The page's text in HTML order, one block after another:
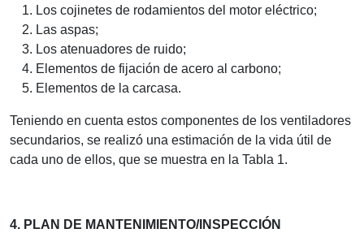
Los cojinetes de rodamientos del motor eléctrico;
Las aspas;
Los atenuadores de ruido;
Elementos de fijación de acero al carbono;
Elementos de la carcasa.
Teniendo en cuenta estos componentes de los ventiladores
secundarios, se realizó una estimación de la vida útil de
cada uno de ellos, que se muestra en la Tabla 1.
4. PLAN DE MANTENIMIENTO/INSPECCIÓN